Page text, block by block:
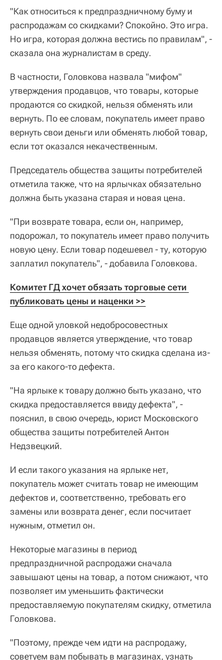
"Как относиться к предпраздничному буму и
распродажам со скидками? Спокойно. Это игра.
Но игра, которая должна вестись по правилам", -
сказала она журналистам в среду.
В частности, Головкова назвала "мифом"
утверждения продавцов, что товары, которые
продаются со скидкой, нельзя обменять или
вернуть. По ее словам, покупатель имеет право
вернуть свои деньги или обменять любой товар,
если тот оказался некачественным.
Председатель общества защиты потребителей
отметила также, что на ярлычках обязательно
должна быть указана старая и новая цена.
"При возврате товара, если он, например,
подорожал, то покупатель имеет право получить
новую цену. Если товар подешевел - ту, которую
заплатил покупатель", - добавила Головкова.
Комитет ГД хочет обязать торговые сети
публиковать цены и наценки >>
Еще одной уловкой недобросовестных
продавцов является утверждение, что товар
нельзя обменять, потому что скидка сделана из-
за его какого-то дефекта.
"На ярлыке к товару должно быть указано, что
скидка предоставляется ввиду дефекта", -
пояснил, в свою очередь, юрист Московского
общества защиты потребителей Антон
Недзвецкий.
И если такого указания на ярлыке нет,
покупатель может считать товар не имеющим
дефектов и, соответственно, требовать его
замены или возврата денег, если посчитает
нужным, отметил он.
Некоторые магазины в период
предпраздничной распродажи сначала
завышают цены на товар, а потом снижают, что
позволяет им уменьшить фактически
предоставляемую покупателям скидку, отметила
Головкова.
"Поэтому, прежде чем идти на распродажу,
советуем вам побывать в магазинах, узнать